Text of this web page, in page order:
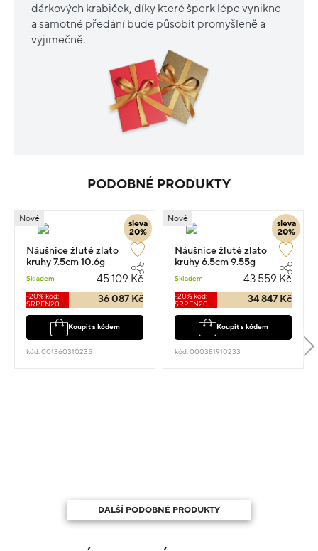
dárkových krabiček, díky které šperk lépe vynikne
a samotné předání bude působit promyšleně a
výjimečně.
PODOBNÉ PRODUKTY
sleva
20%
Nové
Náušnice žluté zlato
kruhy 7.5cm 10.6g
Skladem 45 109 Kč
-20% kód:
SRPEN20
36 087 Kč
Koupit s kódem
kód: 001360310235
sleva
20%
Nové
Náušnice žluté zlato
kruhy 6.5cm 9.55g
Skladem 43 559 Kč
-20% kód:
SRPEN20
34 847 Kč
Koupit s kódem
kód: 000381910233
DALŠÍ PODOBNÉ PRODUKTY